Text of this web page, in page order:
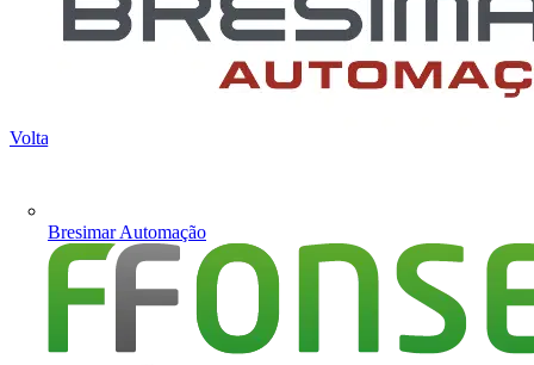
Bresimar Automação
Voltar para Produtos